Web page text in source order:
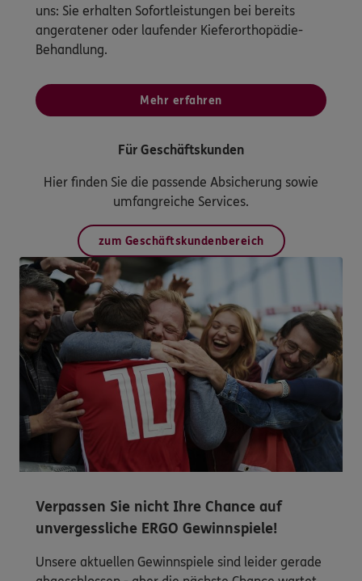
uns: Sie erhalten Sofortleistungen bei bereits
angeratener oder laufender Kieferorthopädie-
Behandlung.
Mehr erfahren
Für Geschäftskunden
Hier finden Sie die passende Absicherung sowie
umfangreiche Services.
zum Geschäftskundenbereich
Verpassen Sie nicht Ihre Chance auf
unvergessliche ERGO Gewinnspiele!
Unsere aktuellen Gewinnspiele sind leider gerade